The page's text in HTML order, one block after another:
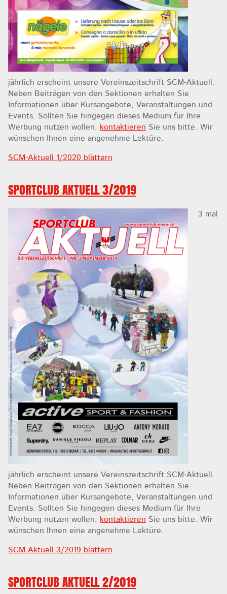
jährlich erscheint unsere Vereinszeitschrift SCM-Aktuell.
Neben Beiträgen von den Sektionen erhalten Sie
Informationen über Kursangebote, Veranstaltungen und
Events. Sollten Sie hingegen dieses Medium für Ihre
Werbung nutzen wollen, kontaktieren Sie uns bitte. Wir
wünschen Ihnen eine angenehme Lektüre.
SCM-Aktuell 1/2020 blättern
SPORTCLUB AKTUELL 3/2019
3 mal
jährlich erscheint unsere Vereinszeitschrift SCM-Aktuell.
Neben Beiträgen von den Sektionen erhalten Sie
Informationen über Kursangebote, Veranstaltungen und
Events. Sollten Sie hingegen dieses Medium für Ihre
Werbung nutzen wollen,
kontaktieren Sie uns bitte. Wir
wünschen Ihnen eine angenehme Lektüre.
SCM-Aktuell 3/2019 blättern
SPORTCLUB AKTUELL 2/2019